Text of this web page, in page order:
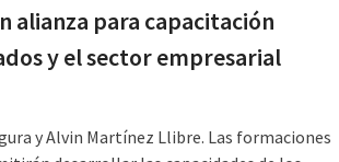
alianza para capacitación
y el sector empresarial
y Alvin Martínez Llibre. Las formaciones